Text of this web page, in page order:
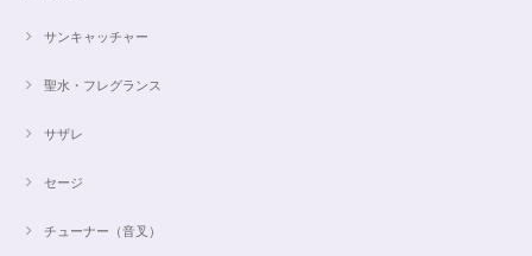
サンキャッチャー
聖水・フレグランス
サザレ
セージ
チューナー（音叉）